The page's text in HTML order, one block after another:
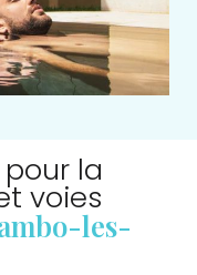
la
voies
les-